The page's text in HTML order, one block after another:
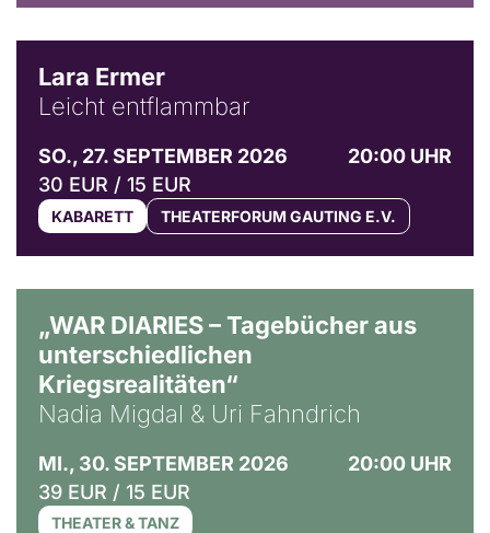
Lara Ermer
Leicht entflammbar
SO., 27. SEPTEMBER 2026
20:00 UHR
30 EUR / 15 EUR
KABARETT THEATERFORUM GAUTING E.V.
„WAR DIARIES – Tagebücher aus
unterschiedlichen
Kriegsrealitäten“
Nadia Migdal & Uri Fahndrich
MI., 30. SEPTEMBER 2026
20:00 UHR
39 EUR / 15 EUR
THEATER & TANZ